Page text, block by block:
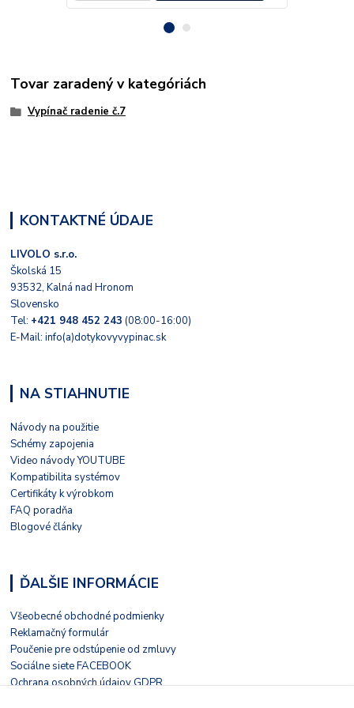
Tovar zaradený v kategóriách
Vypínač radenie č.7
KONTAKTNÉ ÚDAJE
LIVOLO s.r.o.
Školská 15
93532, Kalná nad Hronom
Slovensko
Tel: +421 948 452 243 (08:00-16:00)
E-Mail: info(a)dotykovyvypinac.sk
NA STIAHNUTIE
Návody na použitie
Schémy zapojenia
Video návody YOUTUBE
Kompatibilita systémov
Certifikáty k výrobkom
FAQ poradňa
Blogové články
ĎALŠIE INFORMÁCIE
Všeobecné obchodné podmienky
Reklamačný formulár
Poučenie pre odstúpenie od zmluvy
Sociálne siete FACEBOOK
Ochrana osobných údajov GDPR